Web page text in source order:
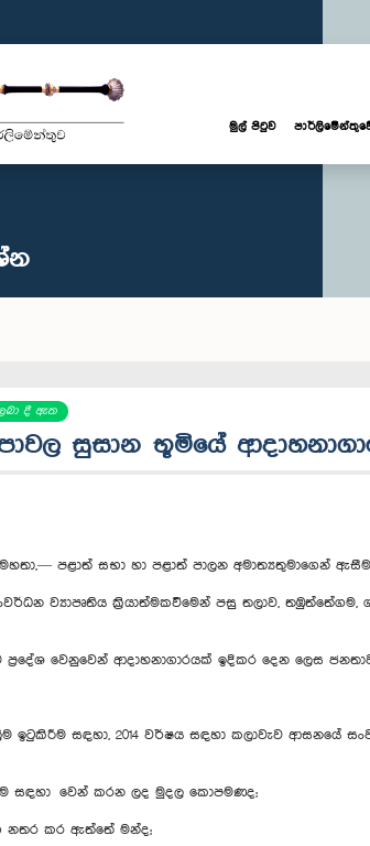
මුල් පිටුව
දී ඇත
සුසාන භූමියේ
පළාත් සභා හා පළාත් පාලන අමාත්‍යතුමාගෙන්
ව්‍යාපෘතිය ක්‍රියාත්මකවීමෙන් පසු තලාව, තඹුත්තේගම,
වෙනුවෙන් ආදාහනාගාරයක් ඉදිකර දෙන ලෙස
ඉටුකිරීම සඳහා, 2014 වර්ෂය සඳහා කලාවැව ආසනයේ
සඳහා වෙන් කරන ලද මුදල කොපමණද;
නතර කර ඇත්තේ මන්ද;